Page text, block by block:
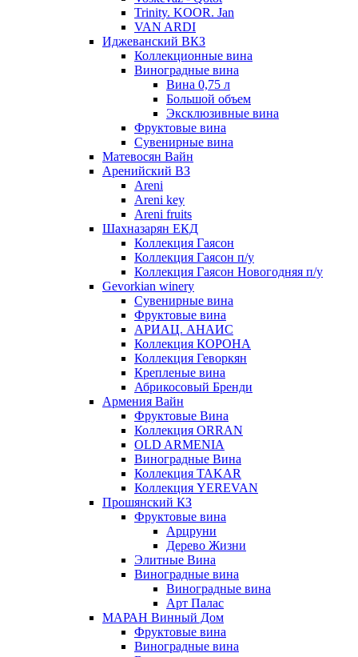
Trinity. KOOR. Jan
VAN ARDI
Иджеванский ВКЗ
Коллекционные вина
Виноградные вина
Вина 0,75 л
Большой объем
Эксклюзивные вина
Фруктовые вина
Cувенирные вина
Матевосян Вайн
Аренийский ВЗ
Areni
Areni key
Areni fruits
Шахназарян ЕКД
Коллекция Гаясон
Коллекция Гаясон п/у
Коллекция Гаясон Новогодняя п/у
Gevorkian winery
Сувенирные вина
Фруктовые вина
АРИАЦ. АНАИС
Коллекция КОРОНА
Коллекция Геворкян
Крепленые вина
Абрикосовый Бренди
Армения Вайн
Фруктовые Вина
Коллекция ORRAN
OLD ARMENIA
Виноградные Вина
Коллекция TAKAR
Коллекция YEREVAN
Прошянский КЗ
Фруктовые вина
Арцруни
Дерево Жизни
Элитные Вина
Виноградные вина
Виноградные вина
Арт Палас
МАРАН Винный Дом
Фруктовые вина
Виноградные вина